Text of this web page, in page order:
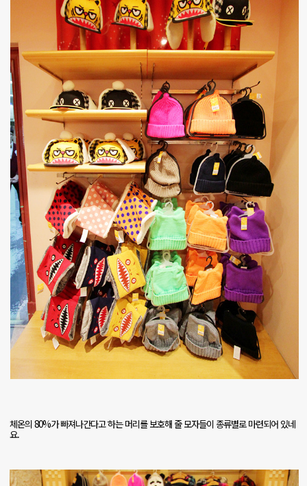
체온의80%가 빠져나간다고 하는 머리를 보호해 줄 모자들이 종류별로 마련되어 있네
요.